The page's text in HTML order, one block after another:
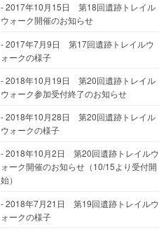
2017年10月15日 第18回遺跡トレイル
ウォーク開催のお知らせ
2017年7月9日 第17回遺跡トレイルウ
ォークの様子
2018年10月19日 第20回遺跡トレイル
ウォーク参加受付終了のお知らせ
2018年10月28日 第20回遺跡トレイル
ウォークの様子
2018年10月2日 第20回遺跡トレイルウ
ォーク開催のお知らせ（10/15より受付開
始）
2018年7月21日 第19回遺跡トレイルウ
ォークの様子